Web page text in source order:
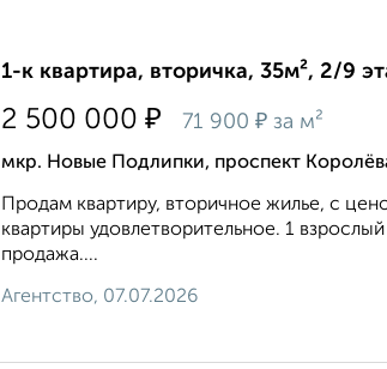
1-к квартира, вторичка, 35м², 2/9
2 500 000 ₽ 71 900 ₽ за м²
мкр. Новые Подлипки, проспект
Продам квартиру, вторичное жилье, c
квартиры удовлетворительное. 1
продажа....
Агентство, 07.07.2026